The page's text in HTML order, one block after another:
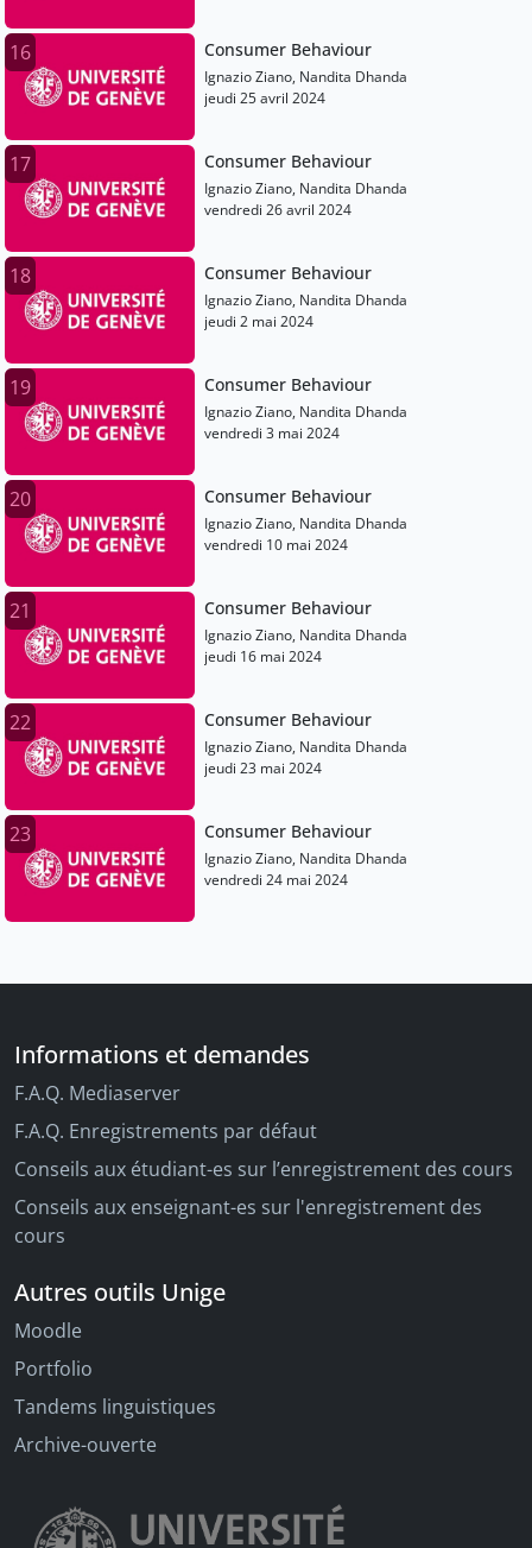
16 Consumer Behaviour
Ignazio Ziano, Nandita Dhanda
jeudi 25 avril 2024
17 Consumer Behaviour
Ignazio Ziano, Nandita Dhanda
vendredi 26 avril 2024
18 Consumer Behaviour
Ignazio Ziano, Nandita Dhanda
jeudi 2 mai 2024
19 Consumer Behaviour
Ignazio Ziano, Nandita Dhanda
vendredi 3 mai 2024
20 Consumer Behaviour
Ignazio Ziano, Nandita Dhanda
vendredi 10 mai 2024
21 Consumer Behaviour
Ignazio Ziano, Nandita Dhanda
jeudi 16 mai 2024
22 Consumer Behaviour
Ignazio Ziano, Nandita Dhanda
jeudi 23 mai 2024
23 Consumer Behaviour
Ignazio Ziano, Nandita Dhanda
vendredi 24 mai 2024
Informations et demandes
F.A.Q. Mediaserver
F.A.Q. Enregistrements par défaut
Conseils aux étudiant-es sur l’enregistrement des cours
Conseils aux enseignant-es sur l'enregistrement des
cours
Autres outils Unige
Moodle
Portfolio
Tandems linguistiques
Archive-ouverte